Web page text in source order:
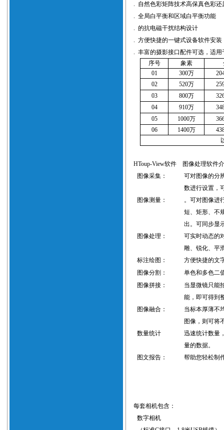
. 自然色彩矩阵技术高保真色彩还
. 全局白平衡和区域白平衡功能
. 的抗电磁干扰结构设计
. 方便快捷的一键式设备软件安
. 丰富的摄影接口配件可选，适用
序号
象素
01 300万
02 520万
03 800万
04 910万
05 1000万
06 1400万
HToup-View软件
图像处理软件
图像采集：
可对图像的分
数进行设置，
图像测量：
。可对图像进
短、矩形、不
出。可同步显
图像处理：
可实时动态的
雕、锐化、平
标注绘图：
方便快捷的文
图像分割：
单色和多色二
图像拼接：
当显微镜只能
能，即可得到
图像融合：
当标本厚薄不
图像，则可将
数量统计
迅速统计数量
量的数据。
图文报告：
帮助您轻松制
每套相机包含：
数字相机